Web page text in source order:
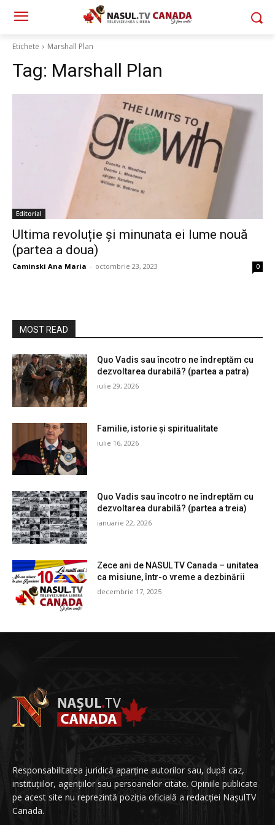
Etichete Marshall Plan
Tag: Marshall Plan
Editorial
Ultima revoluție și minunata ei lume nouă
(partea a doua)
Caminski Ana Maria - octombrie 23, 2023 0
MOST READ
Quo Vadis sau încotro ne îndreptăm cu
dezvoltarea durabilă? (partea a patra)
iulie 29, 2026
Familie, istorie și spiritualitate
iulie 16, 2026
Quo Vadis sau încotro ne îndreptăm cu
dezvoltarea durabilă? (partea a treia)
ianuarie 22, 2026
Zece ani de NASUL TV Canada – unitatea
ca misiune, într-o vreme a dezbinării
decembrie 17, 2025
Responsabilitatea juridică aparține autorilor sau, după caz,
instituțiilor, agențiilor sau persoanelor citate. Opiniile publicate
pe acest site nu reprezintă poziția oficială a redacției NașulTV
Canada.